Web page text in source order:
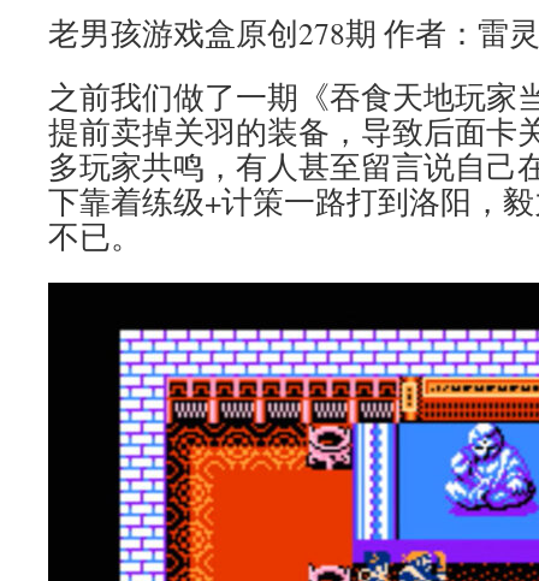
老男孩游戏盒原创278期 作者：雷灵
之前我们做了一期《吞食天地玩家
提前卖掉关羽的装备，导致后面卡
多玩家共鸣，有人甚至留言说自己
下靠着练级+计策一路打到洛阳，
不已。